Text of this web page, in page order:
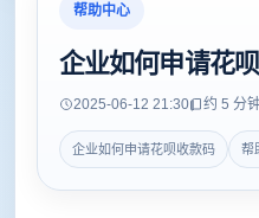
帮助中心
企业如何申请花
2025-06-12 21:30 约 5 分
企业如何申请花呗收款码 帮